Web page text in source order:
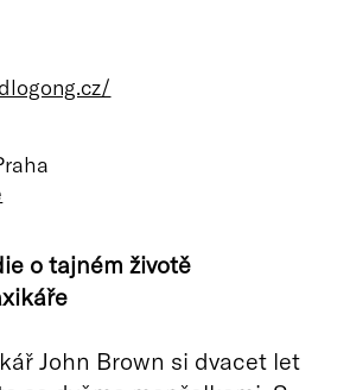
o tajném životě
John Brown si dvacet let